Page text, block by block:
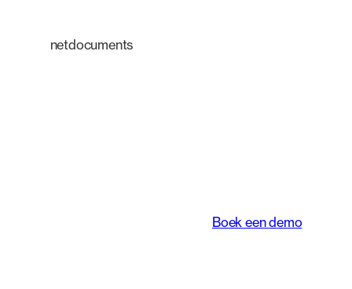
netdocuments
Boek een demo